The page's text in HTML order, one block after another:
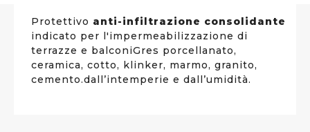
Protettivo anti-infiltrazione consolidante
indicato per l'impermeabilizzazione di
terrazze e balconiGres porcellanato,
ceramica, cotto, klinker, marmo, granito,
cemento.dall’intemperie e dall’umidità.